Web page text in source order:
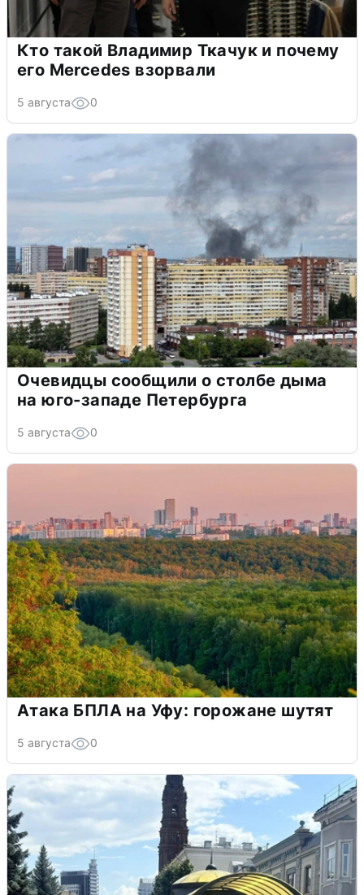
Кто такой Владимир Ткачук и почему
его Mercedes взорвали
5 августа 0
Очевидцы сообщили о столбе дыма
на юго-западе Петербурга
5 августа 0
Атака БПЛА на Уфу: горожане шутят
5 августа 0